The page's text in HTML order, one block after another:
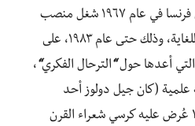
عندما عاد كينيث وايت إلى فرنسا في عام ١٩٦٧ شغل منصب
محاضر، وهذا وضع هامشي للغاية، وذلك حتى عام ١٩٨٣، على
التي أعدها حول“الترحال الفكري“،
أمام لجنة علمية (كان جيل دولوز أحد
أعضائها)، ولكن في عام ١٩٨٣ عُرض عليه كرسي شعراء القرن